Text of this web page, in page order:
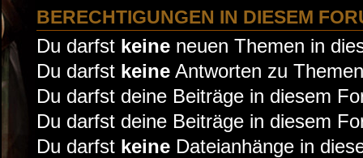
BERECHTIGUNGEN IN DIESEM
Du darfst keine neuen Themen in
Du darfst keine Antworten zu
Du darfst deine Beiträge in diesem
Du darfst deine Beiträge in diesem
Du darfst keine Dateianhänge in